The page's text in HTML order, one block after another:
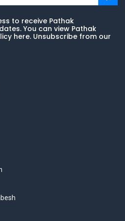
to receive Pathak
You can view Pathak
here. Unsubscribe from our